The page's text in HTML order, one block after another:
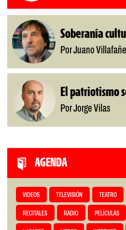
Soberanía
Por Juano Villafañe
El patriotismo
Por Jorge Vilas
AGENDA
VIDEOS TELEVISIÓN TEATRO
RECITALES RADIO PELÍCULAS